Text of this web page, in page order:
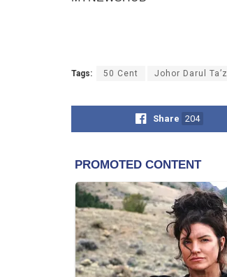
Tags: 50 Cent Johor Darul
Share 204